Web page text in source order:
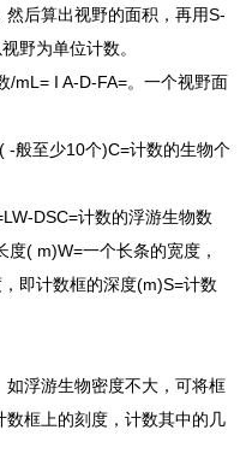
后算出视野的面积，再用S-
野为单位计数。
/mL= I A-D-FA=。一个视野面
般至少10个)C=计数的生物个
DSC=计数的浮游生物数
( m)W=一个长条的宽度，
即计数框的深度(m)S=计数
浮游生物密度不大，可将框
框上的刻度，计数其中的几